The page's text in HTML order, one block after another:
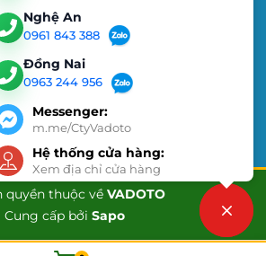
quyền thuộc về VADOTO
Cung cấp bởi Sapo
Nghệ An
0961 843 388
Đồng Nai
0963 244 956
Messenger:
m.me/CtyVadoto
Hệ thống cửa hàng:
Xem địa chỉ cửa hàng
Liên hệ